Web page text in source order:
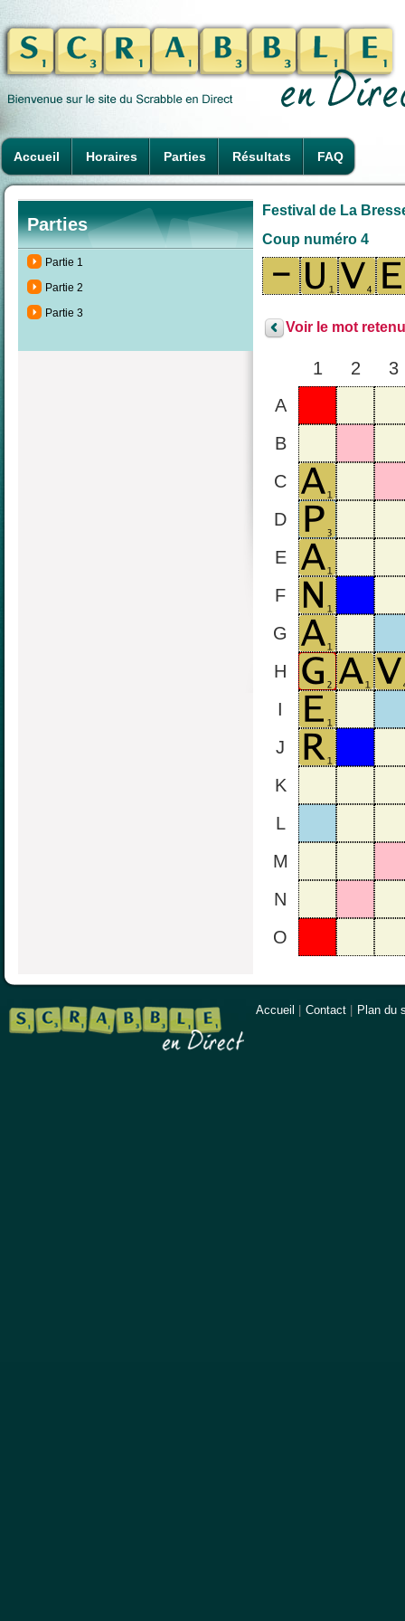
Accueil Horaires Parties Résultats FAQ
Parties
Partie 1
Partie 2
Partie 3
Festival de La
Coup numéro 4
Voir le mot
1 2
3
A
B
C
D
E
F
G
H
I
J
K
L
M
N
O
Accueil Contact Plan du